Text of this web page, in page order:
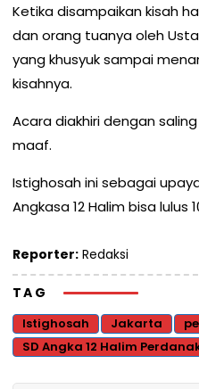
Ketika disampaikan kisah
dan orang tuanya oleh
yang khusyuk sampai
kisahnya.
Acara diakhiri dengan
maaf.
Istighosah ini sebagai
Angkasa 12 Halim bisa lulus
Reporter: Redaksi
TAG
Istighosah Jakarta
SD Angka 12 Halim